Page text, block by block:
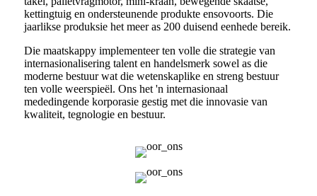
kettingtuig en ondersteunende produkte ensovoorts. Die
jaarlikse produksie het meer as 200 duisend eenhede bereik.
Die maatskappy implementeer ten volle die strategie van
internasionalisering talent en handelsmerk sowel as die
moderne bestuur wat die wetenskaplike en streng bestuur
ten volle weerspieël. Ons het 'n internasionaal
mededingende korporasie gestig met die innovasie van
kwaliteit, tegnologie en bestuur.